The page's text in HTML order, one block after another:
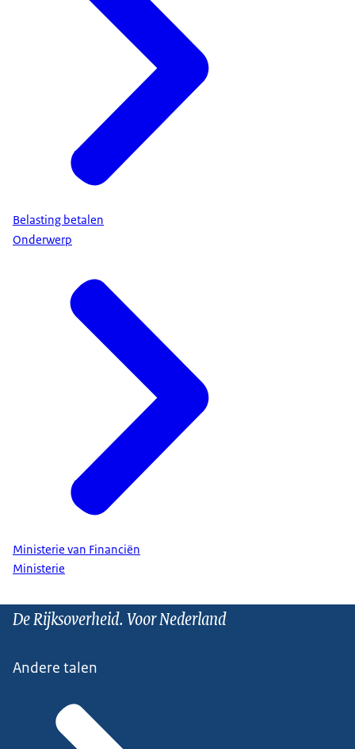
Belasting betalen
Onderwerp
Ministerie van Financiën
Ministerie
De Rijksoverheid. Voor Nederland
Andere talen